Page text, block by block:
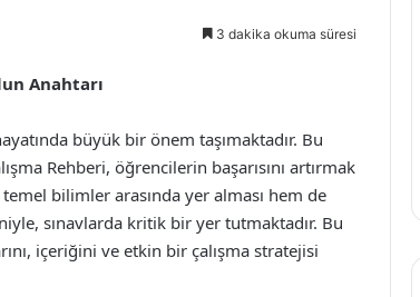
3 dakika okuma süresi
Anahtarı
büyük bir önem taşımaktadır. Bu
Rehberi, öğrencilerin başarısını artırmak
bilimler arasında yer alması hem de
sınavlarda kritik bir yer tutmaktadır. Bu
içeriğini ve etkin bir çalışma stratejisi